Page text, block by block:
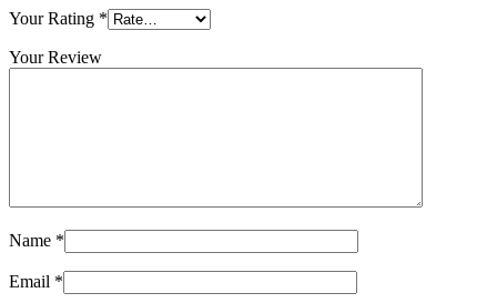
Your Rating *
Your Review
Name *
Email *